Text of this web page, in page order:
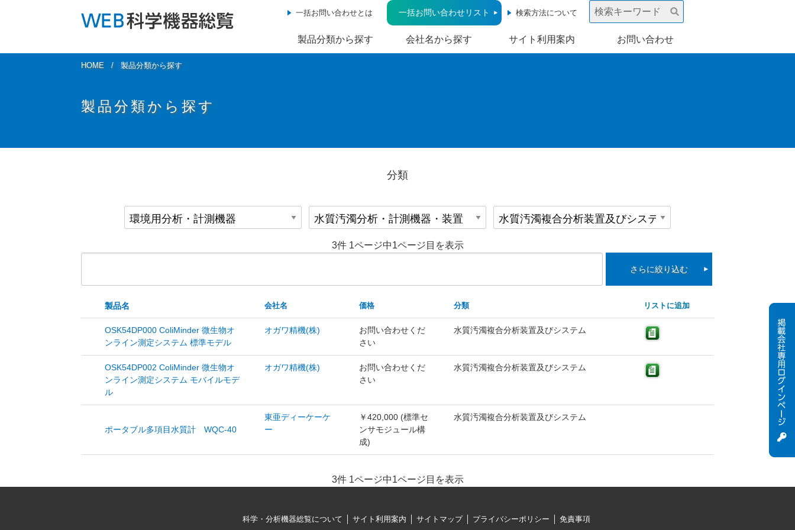
一括お問い合わせとは 一括お問い合わせリスト 検索方法について
製品分類から探す 会社名から探す サイト利用案内 お問い合わせ
HOME 製品分類から探す
製品分類から探す
分類
3件 1ページ中1ページ目を表示
さらに絞り込む
製品名 会社名 価格 分類 リストに追加
OSK54DP000 ColiMinder 微生物オ
ンライン測定システム 標準モデル
オガワ精機(株)
お問い合わせくだ
さい
水質汚濁複合分析装置及びシステム
OSK54DP002 ColiMinder 微生物オ
ンライン測定システム モバイルモデ
ル
オガワ精機(株)
お問い合わせくだ
さい
水質汚濁複合分析装置及びシステム
ポータブル多項目水質計 WQC-40
東亜ディーケーケ
ー
￥420,000 (標準セ
ンサモジュール構
成)
水質汚濁複合分析装置及びシステム
3件 1ページ中1ページ目を表示
科学・分析機器総覧について サイト利用案内 サイトマップ プライバシーポリシー 免責事項